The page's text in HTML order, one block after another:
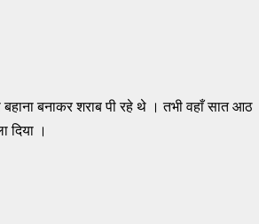
बनाकर शराब पी रहे थे । तभी वहाँ सात आठ
।